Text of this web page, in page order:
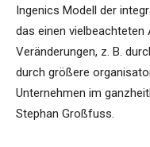
Ingenics Modell der
das einen
Veränderungen, z. B.
durch größere
Unternehmen im
Stephan Großfuss.